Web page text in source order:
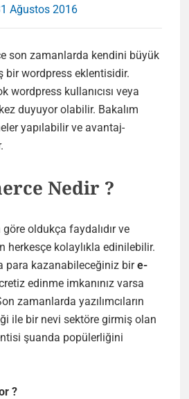
Ağustos 2016
son zamanlarda kendini büyük
bir wordpress eklentisidir.
wordpress kullanıcısı veya
kez duyuyor olabilir. Bakalım
yapılabilir ve avantaj-
Nedir ?
göre oldukça faydalıdır ve
herkesçe kolaylıkla edinilebilir.
para kazanabileceğiniz bire-
edinme imkanınız varsa
zamanlarda yazılımcıların
ile bir nevi sektöre girmiş olan
şuanda popülerliğini
?